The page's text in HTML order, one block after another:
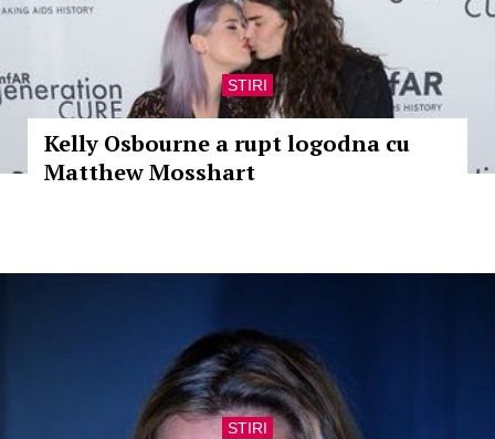
STIRI
Kelly Osbourne a rupt logodna cu
Matthew Mosshart
STIRI